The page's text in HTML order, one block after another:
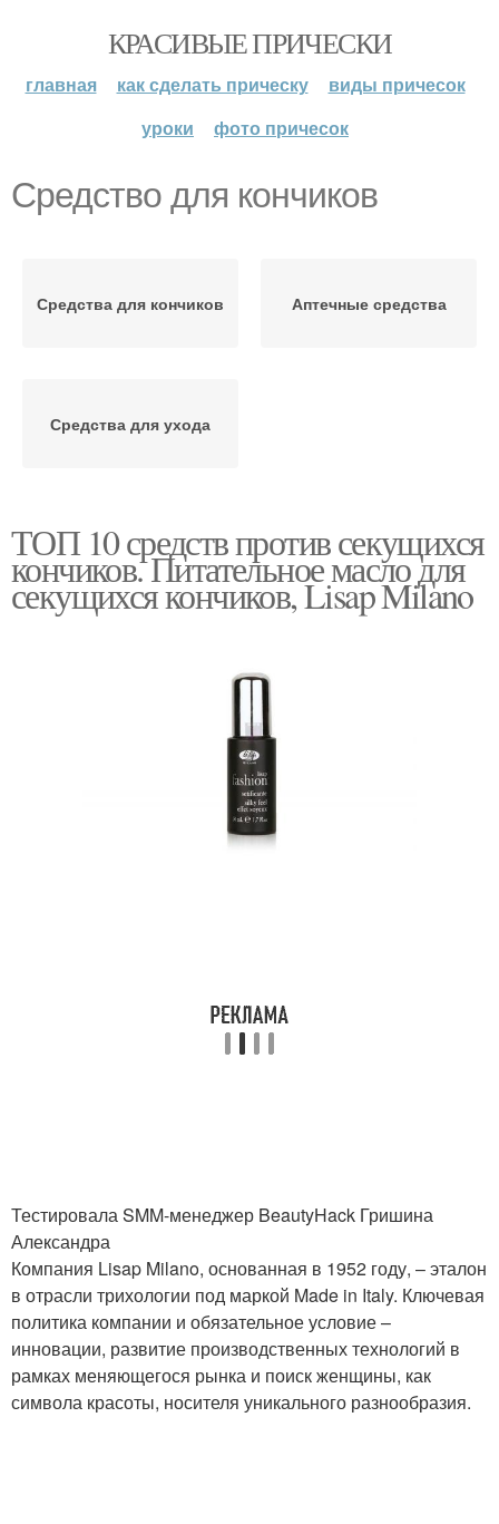
КРАСИВЫЕ ПРИЧЕСКИ
главная как сделать прическу
виды причесок
уроки
фото причесок
Средство для кончиков
Средства для кончиков Аптечные средства
Средства для ухода
ТОП 10 средств против секущихся
кончиков. Питательное масло для
секущихся кончиков, Lisap Milano
Тестировала SMM-менеджер BeautyHack Гришина
Александра
Компания Lisap Milano, основанная в 1952 году, – эталон
в отрасли трихологии под маркой Made in Italy. Ключевая
политика компании и обязательное условие –
инновации, развитие производственных технологий в
рамках меняющегося рынка и поиск женщины, как
символа красоты, носителя уникального разнообразия.